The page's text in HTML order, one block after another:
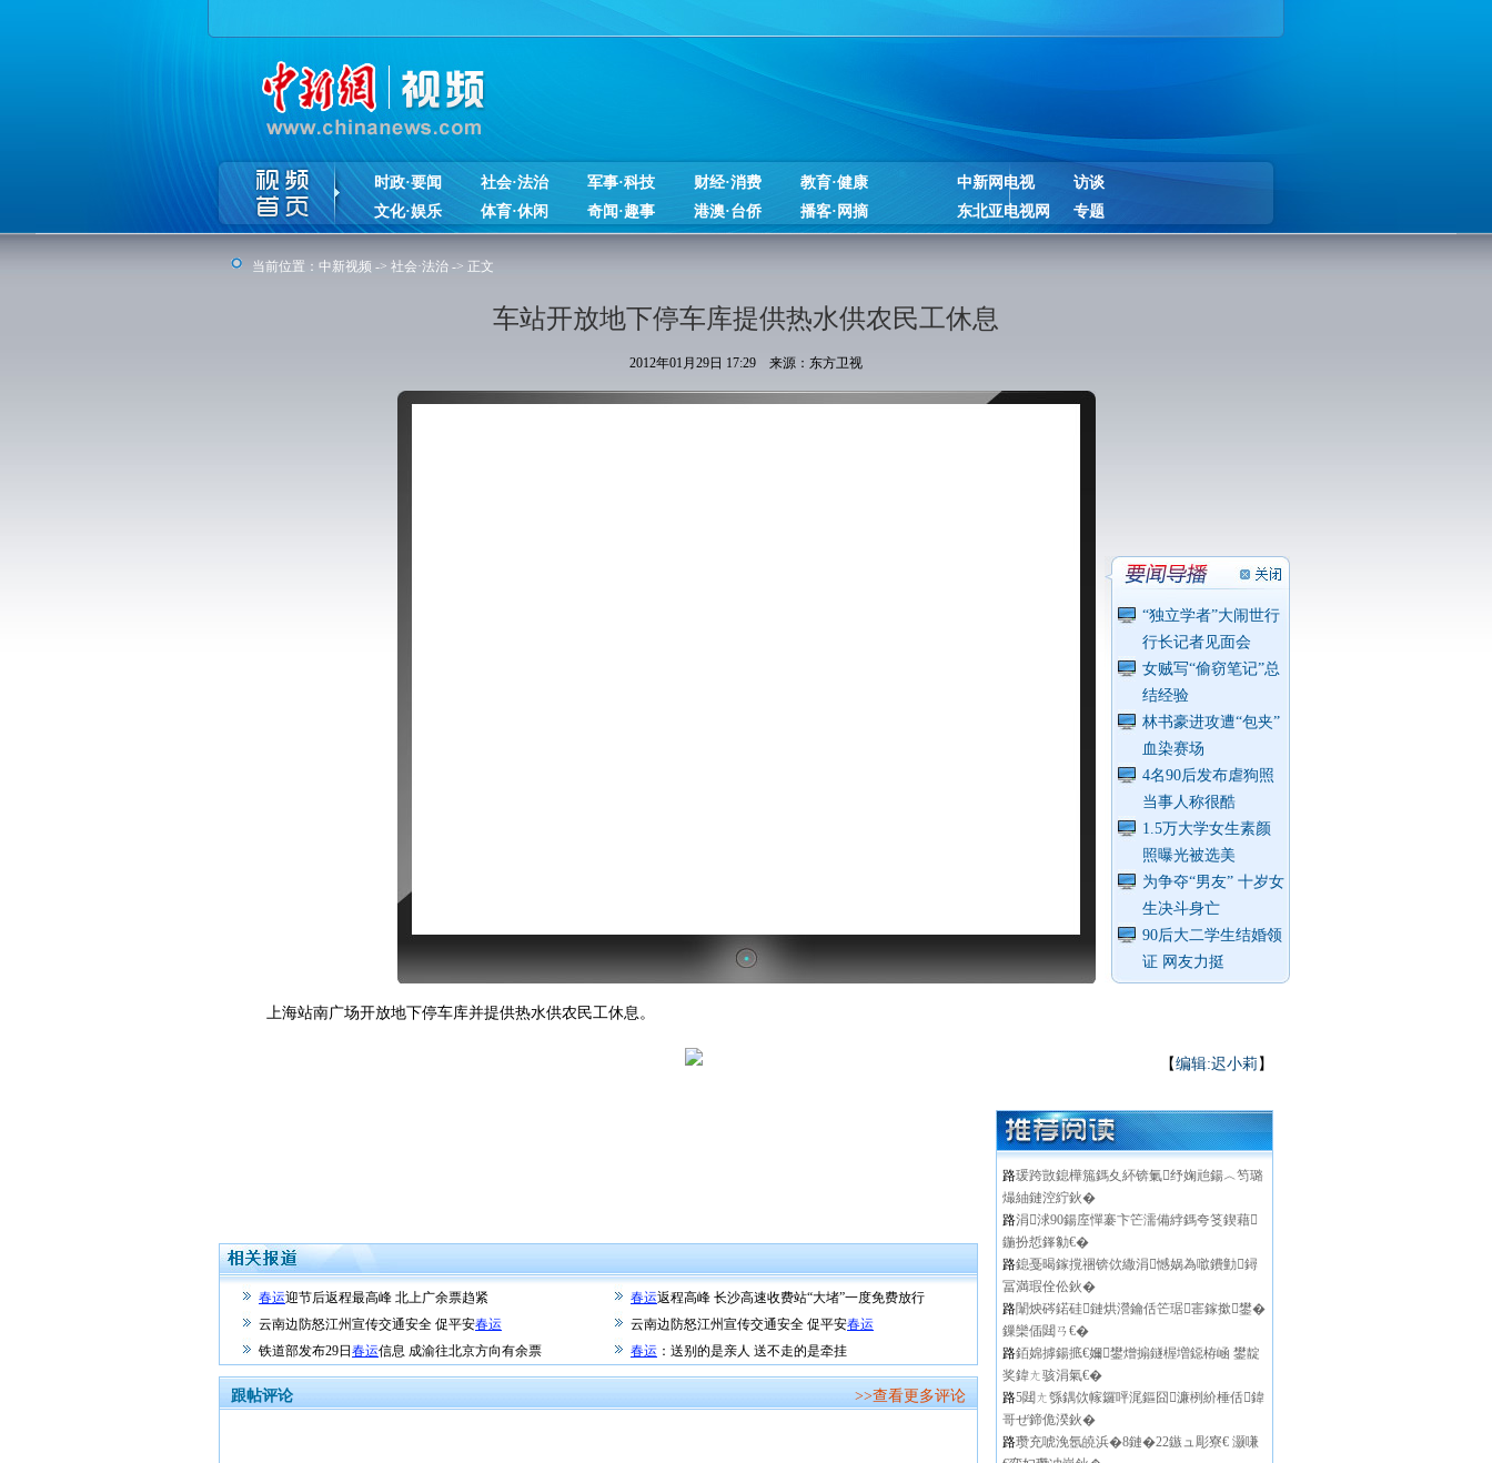
时政·要闻 社会·法治 军事·科技 财经·消费
教育·健康
文化·娱乐
体育·休闲 奇闻·趣事 港澳·台侨 播客·网摘
中新网电视
访谈
东北亚电视网
专题
当前位置： 中新视频 -> 社会·法治 -> 正文
车站开放地下停车库提供热水供农民工休息
2012年01月29日 17:29 来源：东方卫视
“独立学者”大闹世行
行长记者见面会
女贼写“偷窃笔记”总
结经验
林书豪进攻遭“包夹”
血染赛场
4名90后发布虐狗照
当事人称很酷
1.5万大学女生素颜
照曝光被选美
为争夺“男友” 十岁女
生决斗身亡
90后大二学生结婚领
证 网友力挺
上海站南广场开放地下停车库并提供热水供农民工休息。
【编辑:迟小莉 】
春运迎节后返程最高峰 北上广余票趋紧 春运返程高峰 长沙高速收费站“大堵”一度免费放行
云南边防怒江州宣传交通安全 促平安春运 云南边防怒江州宣传交通安全 促平安春运
铁道部发布29日 春运信息 成渝往北京方向有余票 春运 ：送别的是亲人 送不走的是牵挂
跟帖评论 >>查看更多评论
路瑗跨敳鎴樺箷鎷夊紑锛氭纾婅兘鍚︿笉璐
熶紬鏈涳紵鈥�
路涓浗90鍚庢憚褰卞笀濡備綍鎷夸笅鍥藉
鍦扮悊鎽勨€�
路鎴戞暍鎵撹祵锛佽繖涓憾娲為噷鐨勭鐞
冨満瑕佺伀鈥�
路闈炴硶鍩硅鏈烘瀯鑰佸笀琚寚鎵撳鐢�
鏁欒偛閮ㄢ€�
路銆婂摢鍚掋€嬭鐢熷搧鐩楃増鐚栫崡 鐢靛
奖鍏ㄤ骇涓氣€�
路5閮ㄤ綔鍝佽幏鑼呯浘鏂囧濂栵紒棰佸鍏
哥ぜ鍗佹湀鈥�
路瓒充唬浼氬皢浜�8鏈�22鏃ュ彫寮€ 灏嗛